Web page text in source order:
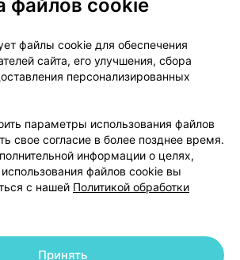
Новости проекта
Медицинский маркетинг
договор
Доставка
Вакансии
Партнеры
руководителю 103.by
Написать в поддержку
настройки Cookie
файлов cookie
файлы cookie для обеспечения
сайта, его улучшения, сбора
персонализированных
параметры использования файлов
свое согласие в более позднее время.
информации о целях,
файлов cookie вы
с нашей Политикой обработки
Принять